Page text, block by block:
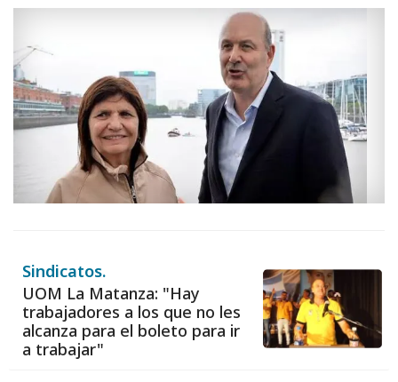
Sindicatos.
UOM La Matanza: "Hay
trabajadores a los que no les
alcanza para el boleto para ir
a trabajar"